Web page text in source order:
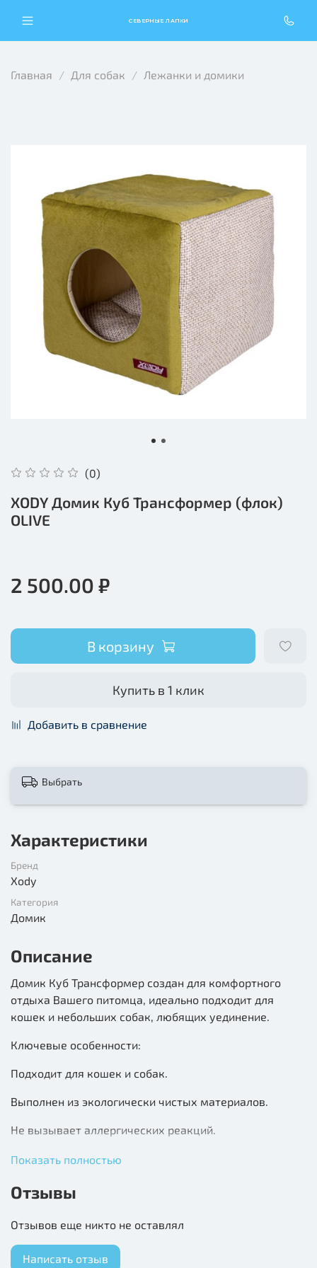
СЕВЕРНЫЕ ЛАПКИ
Главная Для собак Лежанки и домики
(0)
XODY Домик Куб Трансформер (флок)
OLIVE
2 500.00 ₽
В корзину
Купить в 1 клик
Добавить в сравнение
Выбрать
Характеристики
Бренд
Xody
Категория
Домик
Описание
Домик Куб Трансформер создан для комфортного
отдыха Вашего питомца, идеально подходит для
кошек и небольших собак, любящих уединение.
Ключевые особенности:
Подходит для кошек и собак.
Выполнен из экологически чистых материалов.
Не вызывает аллергических реакций.
Эксклюзивная расцветка.
Стильный дизайн.
Домик Куб Трансформер хорошо подходит для
животных, которые чувствуют себя защищенными в
Показать полностью
Отзывы
Отзывов еще никто не оставлял
Написать отзыв